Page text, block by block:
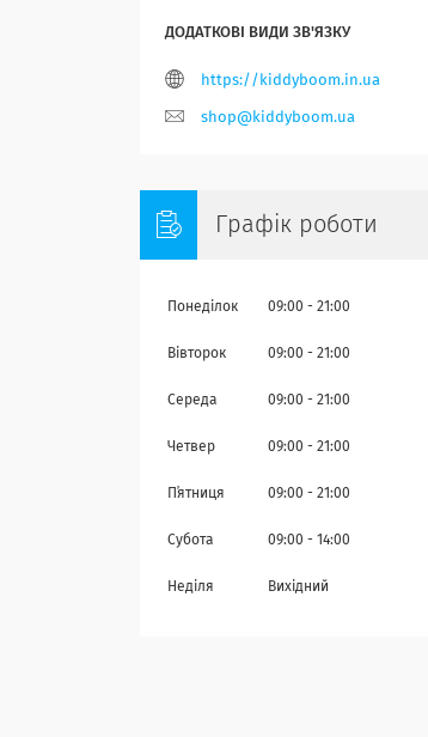
https://kiddyboom.in.ua
shop@kiddyboom.ua
Графік роботи
Понеділок 09:00 21:00
Вівторок 09:00 21:00
Середа 09:00 21:00
Четвер 09:00 21:00
Пʼятниця 09:00 21:00
Субота 09:00 14:00
Неділя Вихідний